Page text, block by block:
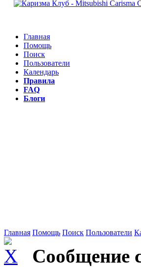
Главная
Помощь
Поиск
Пользователи
Календарь
Правила
FAQ
Блоги
Главная Помощь Поиск Пользователи
Сообщение